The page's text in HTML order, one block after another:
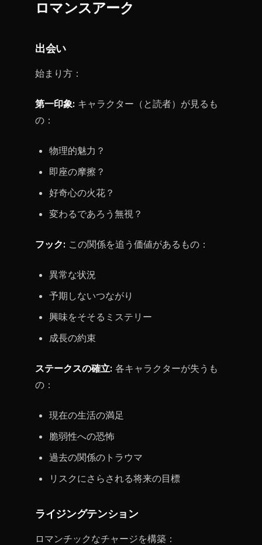
ロマンスアーク
出会い
始まり方：
第一印象: キャラクター（と読者）が見るも
の：
物理的魅力？
即座の摩擦？
好奇心の火花？
変わるであろう無視？
フック: この関係を追う価値があるもの：
異常な状況
予期しないつながり
興味をそそるミステリー
成長の約束
ステークスの確立: 各キャラクターが失うも
の：
現在の生活の満足
脆弱性への恐怖
過去の関係のトラウマ
リスクにさらされる将来の目標
ライジングテンション
ロマンチックなチャージを構築：